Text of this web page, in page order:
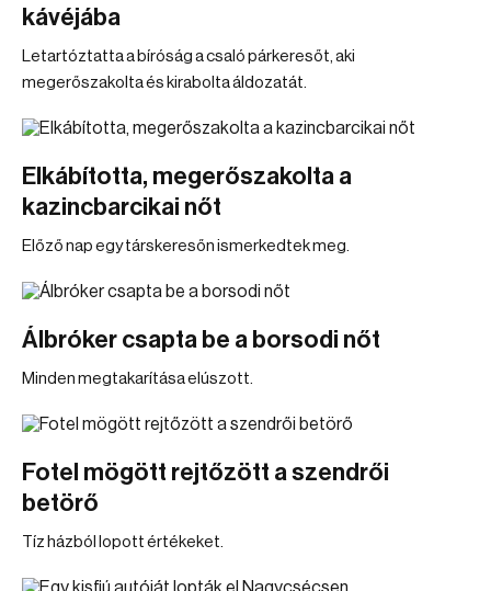
kávéjába
Letartóztatta a bíróság a csaló párkeresőt, aki
megerőszakolta és kirabolta áldozatát.
Elkábította, megerőszakolta a
kazincbarcikai nőt
Előző nap egy társkeresőn ismerkedtek meg.
Álbróker csapta be a borsodi nőt
Minden megtakarítása elúszott.
Fotel mögött rejtőzött a szendrői
betörő
Tíz házból lopott értékeket.